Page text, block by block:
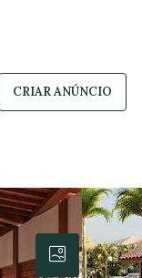
CRIAR ANÚNCIO